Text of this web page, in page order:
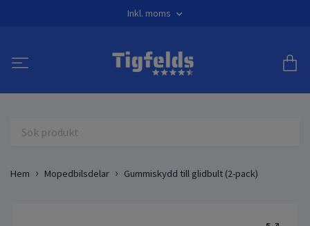
Inkl. moms
Hem Mopedbilsdelar Gummiskydd till glidbult (2-pack)